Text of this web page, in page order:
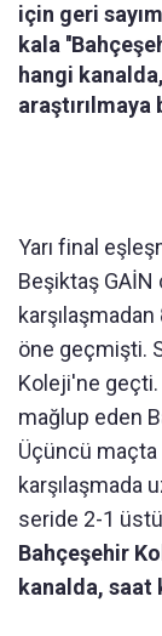
için geri
kala
hangi
araştırılmaya
Yarı final
Beşiktaş GAİN
öne geçmişti.
Koleji'ne
mağlup eden
Üçüncü
karşılaşmada
seride 2-1
Bahçeşehir
kanalda, saat